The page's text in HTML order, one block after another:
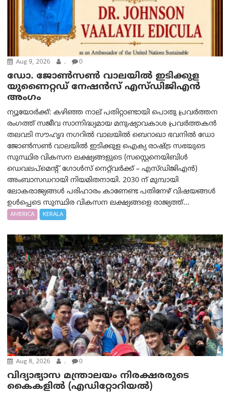
Aug 9, 2026 . 0
ഡോ. ജോൺസൺ വാലയിൽ ഇടിക്കുള
യുണൈറ്റഡ് നേഷൻസ് എസ്ഡിജിഎൻ
അംഗം
ന്യൂയോര്‍ക്ക്: കഴിഞ്ഞ നാല് പതിറ്റാണ്ടായി പൊതു പ്രവർത്തന
രംഗത്ത് സജീവ സാന്നിദ്ധ്യമായ മനുഷ്യാവകാശ പ്രവർത്തകൻ
തലവടി സൗഹൃദ നഗറിൽ വാലയിൽ ബെറാഖാ ഭവനിൽ ഡോ
ജോൺസൺ വാലയിൽ ഇടിക്കുള ഐക്യ രാഷ്ട്ര സഭയുടെ
സുസ്ഥിര വികസന ലക്ഷ്യങ്ങളുടെ (സസ്റ്റെനെയിബിൾ
ഡെവലപ്‌മെന്റ് ഗോൾസ് നെറ്റ്‌വർക്ക് – എസ്ഡിജിഎൻ)
അംബാസഡറായി നിയമിതനായി. 2030 ന് മുമ്പായി
ലോകരാജ്യങ്ങൾ പരിഹാരം കാണേണ്ട പതിനേഴ് വിഷയങ്ങൾ
ഉൾപ്പെടെ സുസ്ഥിര വികസന ലക്ഷ്യങ്ങളെ രാജ്യത്ത്...
AMERICA KERALA
Aug 8, 2026 . 0
വിദ്യാഭ്യാസ മന്ത്രാലയം നിരക്ഷരരുടെ
കൈകളിൽ (എഡിറ്റോറിയല്‍)